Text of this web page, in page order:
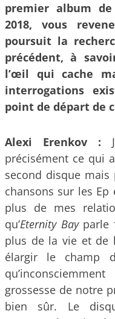
premier album
2018, vous
poursuit la
précédent, à
l’œil qui cache
interrogations
point de départ de
Alexi Erenkov :
précisément ce qui
second disque
chansons sur les
plus de mes
qu’Eternity Bay parle
plus de la vie et de
élargir le champ
grossesse de notre
bien sûr. Le